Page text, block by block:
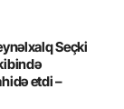
Seçki
etdi –